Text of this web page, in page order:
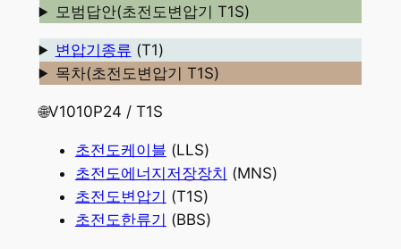
모범답안(초전도변압기 T1S)
변압기종류 (T1)
목차(초전도변압기 T1S)
🌐V1010P24 / T1S
초전도케이블 (LLS)
초전도에너지저장장치 (MNS)
초전도변압기 (T1S)
초전도한류기 (BBS)